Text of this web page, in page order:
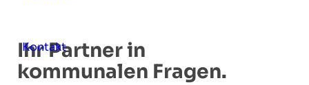
Kontakt
Ihr Partner in
kommunalen Fragen.